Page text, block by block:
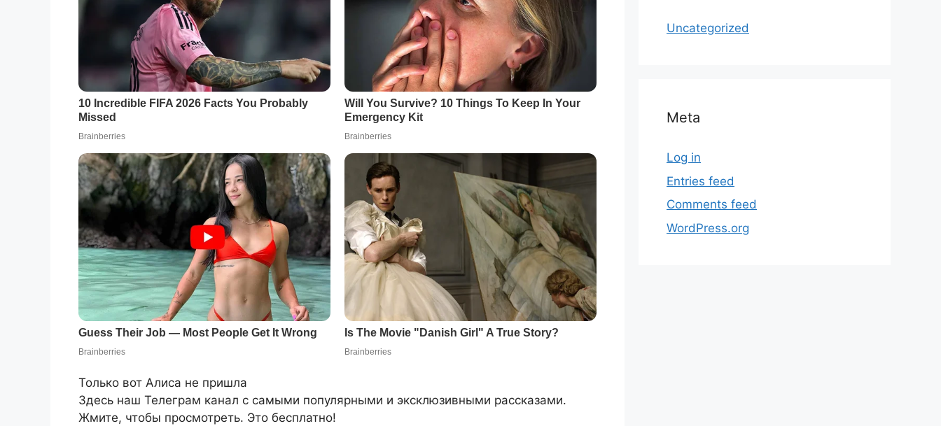
Только вот Алиса не пришла
Здесь наш Телеграм канал с самыми популярными и эксклюзивными рассказами.
Жмите, чтобы просмотреть. Это бесплатно!
Uncategorized
Meta
Log in
Entries feed
Comments feed
WordPress.org